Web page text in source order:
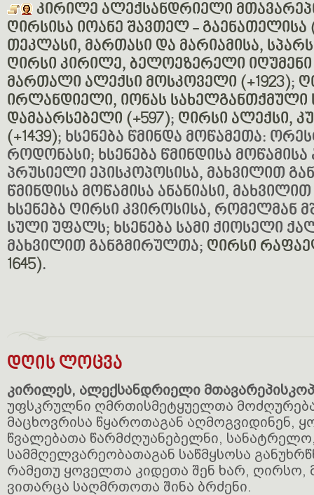
კირილე ალექსანდრიელი
ღირსისა იოანე შავთელ - გაენათელისა
თეკლასი, მართასი და მარიამისა,
ღირსი კირილე, ბელოეზერელი იღუმენი
მართალი ალექსი მოსკოველი (+1923);
ირლანდიელი, იონას სახელგანთქმული
დამაარსებელი (+597); ღირსი ალექსი,
(+1439); ხსენება წმინდა მოწამეთა:
როდონასი; ხსენება წმინდისა
პრუსიელი ეპისკოპოსისა, მახვილით
წმინდისა მოწამისა ანანიასი,
ხსენება ღირსი კვიროსისა, რომელმან
სული უფალს; ხსენება სამი ქიოსელი
მახვილით განგმირულთა; ღირსი
1645).
დღის ლოცვა
კირილეს, ალექსანდრიელი
უფსკრულნი ღმრთისმეტყუელთა
მაცხოვრისა წყაროთაგან აღმოგვიდინენ,
წვალებათა წარმძღუანებელნი,
სამმღელვარეობათაგან საწმყსოსა
რამეთუ ყოველთა კიდეთა შენ ხარ, ღირსო,
ვითარცა საღმრთოთა შინა ბრძენი.